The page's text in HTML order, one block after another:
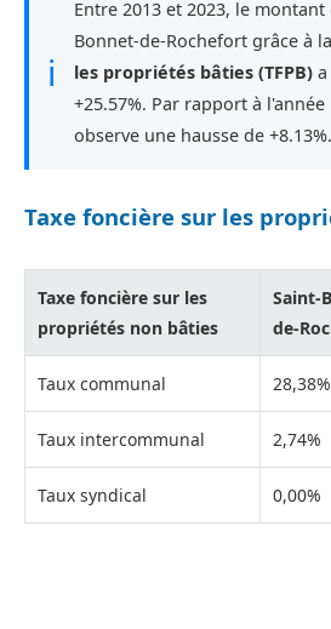
ℹ
Entre 2013 et 2023, le
Bonnet-de-Rochefort grâce à la
les propriétés bâties (TFPB)
+25.57%. Par rapport à
observe une hausse de +8.13%.
Taxe foncière sur les
Taxe foncière sur les
propriétés non bâties
Saint-
de-
Taux communal 28,38%
Taux intercommunal 2,74%
Taux syndical 0,00%